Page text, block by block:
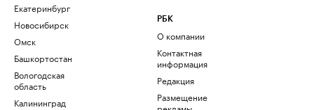
Екатеринбург
Новосибирск
Омск
Башкортостан
Вологодская
область
Калининград
РБК
О компании
Контактная
информация
Редакция
Размещение